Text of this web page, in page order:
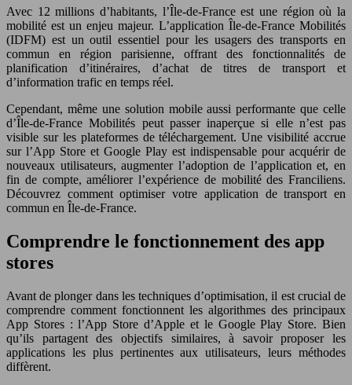
Avec 12 millions d’habitants, l’Île-de-France est une région où la
mobilité est un enjeu majeur. L’application Île-de-France Mobilités
(IDFM) est un outil essentiel pour les usagers des transports en
commun en région parisienne, offrant des fonctionnalités de
planification d’itinéraires, d’achat de titres de transport et
d’information trafic en temps réel.
Cependant, même une solution mobile aussi performante que celle
d’Île-de-France Mobilités peut passer inaperçue si elle n’est pas
visible sur les plateformes de téléchargement. Une visibilité accrue
sur l’App Store et Google Play est indispensable pour acquérir de
nouveaux utilisateurs, augmenter l’adoption de l’application et, en
fin de compte, améliorer l’expérience de mobilité des Franciliens.
Découvrez comment optimiser votre application de transport en
commun en Île-de-France.
Comprendre le fonctionnement des app
stores
Avant de plonger dans les techniques d’optimisation, il est crucial de
comprendre comment fonctionnent les algorithmes des principaux
App Stores : l’App Store d’Apple et le Google Play Store. Bien
qu’ils partagent des objectifs similaires, à savoir proposer les
applications les plus pertinentes aux utilisateurs, leurs méthodes
diffèrent.